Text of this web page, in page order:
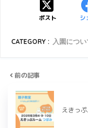
ポスト シ
CATEGORY : 入園につい
前の記事
えきっ